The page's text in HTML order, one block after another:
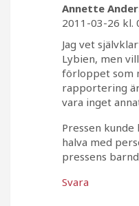
Annette
2011-03-26 kl.
Jag vet
Lybien, men
förloppet som
rapportering
vara inget
Pressen kunde
halva med
pressens
Svara